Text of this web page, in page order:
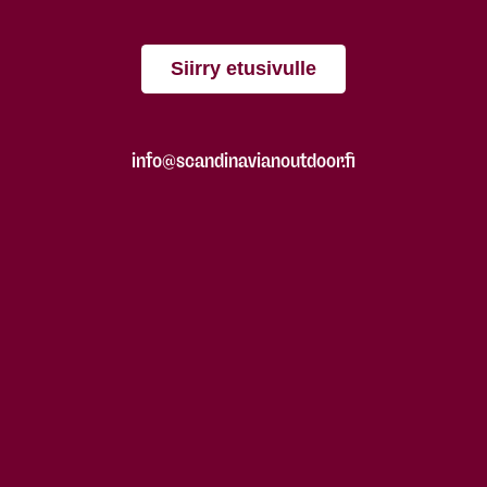
Siirry etusivulle
info@scandinavianoutdoor.fi